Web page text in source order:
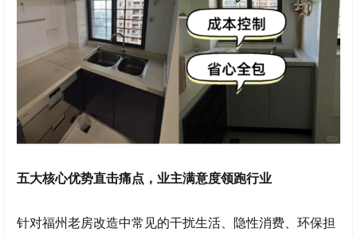
五大核心优势直击痛点，业主满意度领跑行业
针对福州老房改造中常见的干扰生活、隐性消费、环保担